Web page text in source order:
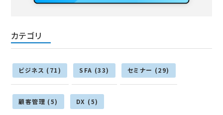
カテゴリ
ビジネス (71) SFA (33) セミナー (29)
顧客管理 (5) DX (5)